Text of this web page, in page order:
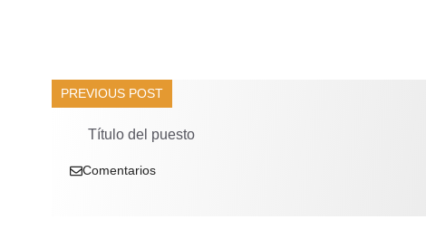
PREVIOUS POST
Título del puesto
Comentarios